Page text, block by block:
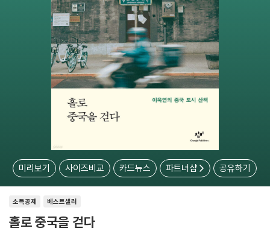
미리보기 사이즈비교 카드뉴스 파트너샵 공유하기
소득공제 베스트셀러
홀로 중국을 걷다